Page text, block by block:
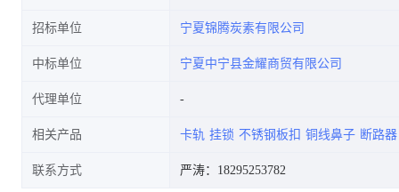
招标单位 宁夏锦腾炭素有限公司
中标单位 宁夏中宁县金耀商贸有限公司
代理单位
相关产品 卡轨 挂锁 不锈钢板扣 铜线鼻子 断路器
联系方式 严涛：18295253782